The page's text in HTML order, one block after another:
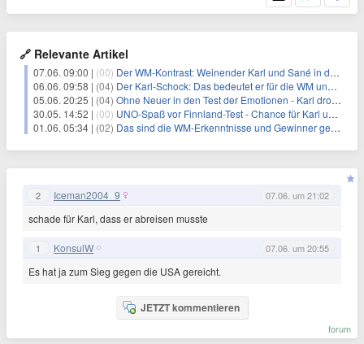
🔗 Relevante Artikel
07.06. 09:00 | (00) Der WM-Kontrast: Weinender Karl und Sané in der Jubeltraube
06.06. 09:58 | (04) Der Karl-Schock: Das bedeutet er für die WM und Nagelsmann
05.06. 20:25 | (04) Ohne Neuer in den Test der Emotionen - Karl droht WM-Aus
30.05. 14:52 | (00) UNO-Spaß vor Finnland-Test - Chance für Karl und Undav
01.06. 05:34 | (02) Das sind die WM-Erkenntnisse und Gewinner gegen Finnland
2 Iceman2004_9 07.06. um 21:02
schade für Karl, dass er abreisen musste
1 KonsulW 07.06. um 20:55
Es hat ja zum Sieg gegen die USA gereicht.
JETZT kommentieren
forum